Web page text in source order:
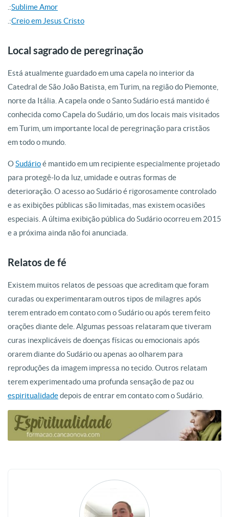
.:Sublime Amor
.:Creio em Jesus Cristo
Local sagrado de peregrinação
Está atualmente guardado em uma capela no interior da
Catedral de São João Batista, em Turim, na região do Piemonte,
norte da Itália. A capela onde o Santo Sudário está mantido é
conhecida como Capela do Sudário, um dos locais mais visitados
em Turim, um importante local de peregrinação para cristãos
em todo o mundo.
OSudárioé mantido em um recipiente especialmente projetado
para protegê-lo da luz, umidade e outras formas de
deterioração. O acesso ao Sudário é rigorosamente controlado
e as exibições públicas são limitadas, mas existem ocasiões
especiais. A última exibição pública do Sudário ocorreu em 2015
e a próxima ainda não foi anunciada.
Relatos de fé
Existem muitos relatos de pessoas que acreditam que foram
curadas ou experimentaram outros tipos de milagres após
terem entrado em contato com o Sudário ou após terem feito
orações diante dele. Algumas pessoas relataram que tiveram
curas inexplicáveis de doenças físicas ou emocionais após
orarem diante do Sudário ou apenas ao olharem para
reproduções da imagem impressa no tecido. Outros relatam
terem experimentado uma profunda sensação de paz ou
espiritualidadedepois de entrar em contato com o Sudário.